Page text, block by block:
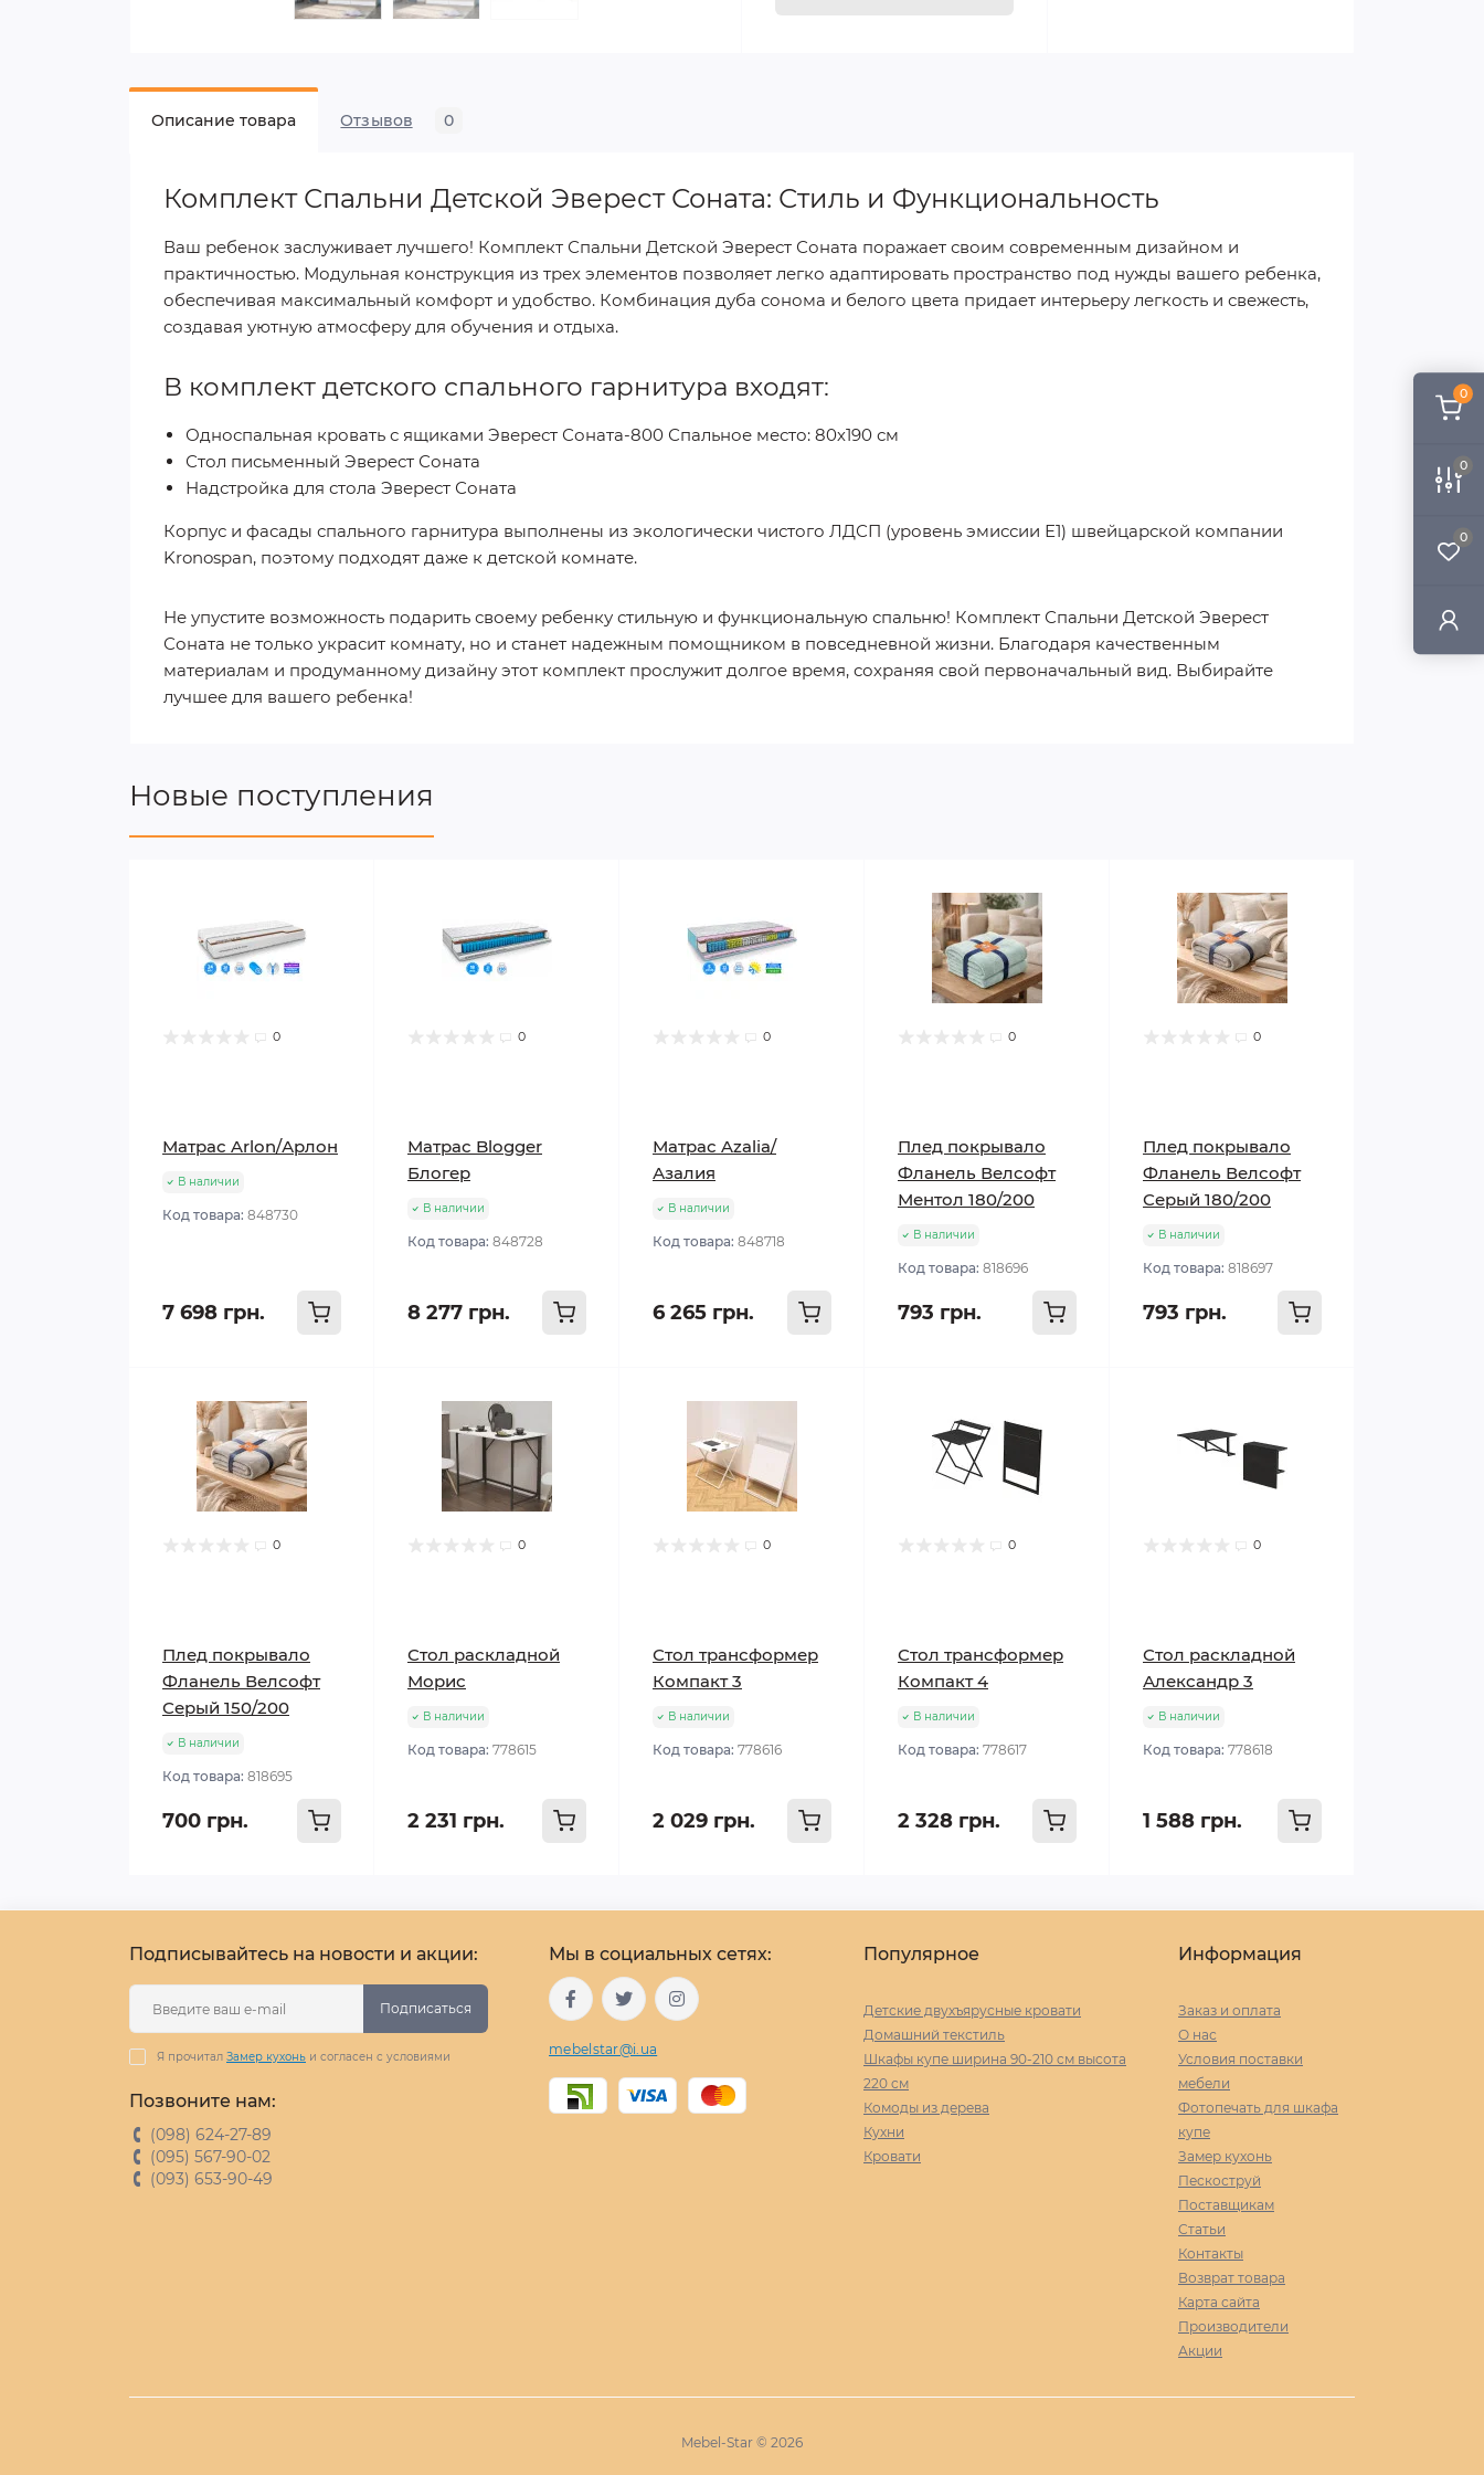
0
0
0
Описание товара Отзывов 0
Комплект Спальни Детской Эверест Соната: Стиль и Функциональность
Ваш ребенок заслуживает лучшего! Комплект Спальни Детской Эверест Соната поражает своим современным дизайном и
практичностью. Модульная конструкция из трех элементов позволяет легко адаптировать пространство под нужды вашего ребенка,
обеспечивая максимальный комфорт и удобство. Комбинация дуба сонома и белого цвета придает интерьеру легкость и свежесть,
создавая уютную атмосферу для обучения и отдыха.
В комплект детского спального гарнитура входят:
Односпальная кровать с ящиками Эверест Соната-800 Спальное место: 80х190 см
Стол письменный Эверест Соната
Надстройка для стола Эверест Соната
Корпус и фасады спального гарнитура выполнены из экологически чистого ЛДСП (уровень эмиссии Е1) швейцарской компании
Kronospan, поэтому подходят даже к детской комнате.
Не упустите возможность подарить своему ребенку стильную и функциональную спальню! Комплект Спальни Детской Эверест
Соната не только украсит комнату, но и станет надежным помощником в повседневной жизни. Благодаря качественным
материалам и продуманному дизайну этот комплект прослужит долгое время, сохраняя свой первоначальный вид. Выбирайте
лучшее для вашего ребенка!
Новые поступления
0
Матрас Arlon/Арлон
В наличии
Код товара: 848730
7 698 грн.
0
Матрас Blogger
Блогер
В наличии
Код товара: 848728
8 277 грн.
0
Матрас Azalia/
Азалия
В наличии
Код товара: 848718
6 265 грн.
0
Плед покрывало
Фланель Велсофт
Ментол 180/200
В наличии
Код товара: 818696
793 грн.
0
Плед покрывало
Фланель Велсофт
Серый 180/200
В наличии
Код товара: 818697
793 грн.
0
Плед покрывало
Фланель Велсофт
Серый 150/200
В наличии
Код товара: 818695
700 грн.
0
Стол раскладной
Морис
В наличии
Код товара: 778615
2 231 грн.
0
Стол трансформер
Компакт 3
В наличии
Код товара: 778616
2 029 грн.
0
Стол трансформер
Компакт 4
В наличии
Код товара: 778617
2 328 грн.
0
Стол раскладной
Александр 3
В наличии
Код товара: 778618
1 588 грн.
Подписывайтесь на новости и акции:
Подписаться
Я прочитал Замер кухонь и согласен с условиями
Позвоните нам:
(098) 624-27-89
(095) 567-90-02
(093) 653-90-49
Мы в социальных сетях:
mebelstar@i.ua
Популярное
Детские двухъярусные кровати
Домашний текстиль
Шкафы купе ширина 90-210 cм высота
220 cм
Комоды из дерева
Кухни
Кровати
Информация
Заказ и оплата
О нас
Условия поставки
мебели
Фотопечать для шкафа
купе
Замер кухонь
Пескоструй
Поставщикам
Статьи
Контакты
Возврат товара
Карта сайта
Производители
Акции
Mebel-Star © 2026